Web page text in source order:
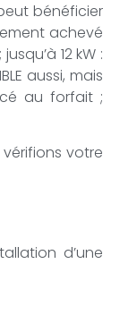
bénéficier
achevé
12 kW :
aussi, mais
au forfait ;
votre
d’une